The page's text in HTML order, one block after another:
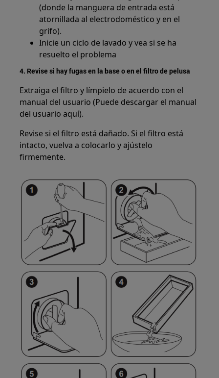
(donde la manguera de entrada está
atornillada al electrodoméstico y en el
grifo).
Inicie un ciclo de lavado y vea si se ha
resuelto el problema
4. Revise si hay fugas en la base o en el filtro de pelusa
Extraiga el filtro y límpielo de acuerdo con el
manual del usuario (Puede descargar el manual
del usuario aquí).
Revise si el filtro está dañado. Si el filtro está
intacto, vuelva a colocarlo y ajústelo
firmemente.